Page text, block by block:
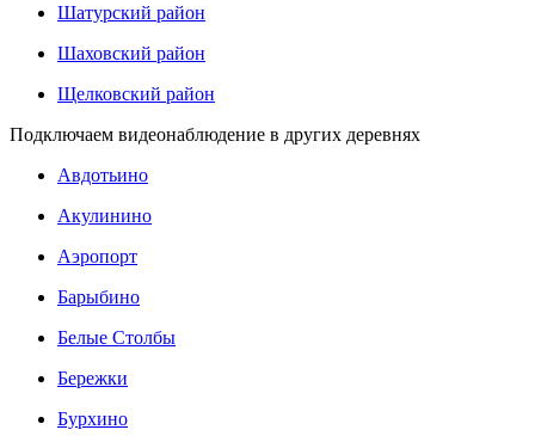
Шатурский район
Шаховский район
Щелковский район
Подключаем видеонаблюдение в других деревнях
Авдотьино
Акулинино
Аэропорт
Барыбино
Белые Столбы
Бережки
Бурхино